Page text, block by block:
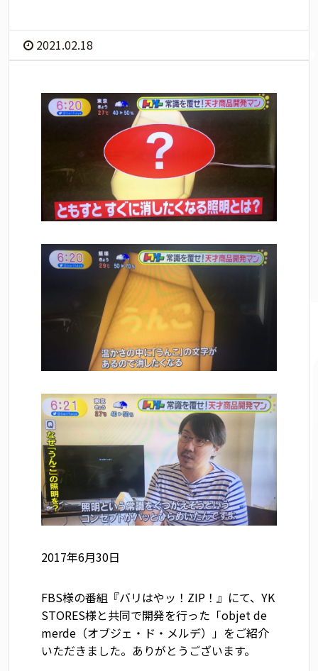
2021.02.18
2017年6月30日
FBS様の番組『バリはやッ！ZIP！』にて、YK
STORES様と共同で開発を行った「objet de
merde（オブジェ・ド・メルデ）」をご紹介
いただきました。ありがとうございます。